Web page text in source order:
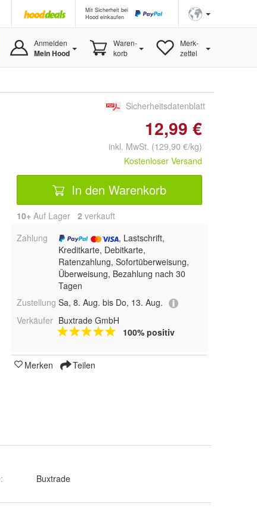
Mit Sicherheit bei
Hood einkaufen
Anmelden
Mein Hood
Waren-
korb
Merk-
zettel
Sicherheitsdatenblatt
12,99 €
inkl. MwSt. (129,90 €/kg)
Kostenloser Versand
In den Warenkorb
10+ Auf Lager 2 verkauft
Zahlung
, Lastschrift,
Kreditkarte, Debitkarte,
Ratenzahlung, Sofortüberweisung,
Überweisung, Bezahlung nach 30
Tagen
Zustellung Sa, 8. Aug. bis Do, 13. Aug.
Verkäufer Buxtrade GmbH
100% positiv
Merken Teilen
Buxtrade